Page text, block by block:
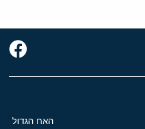
האח הגדול